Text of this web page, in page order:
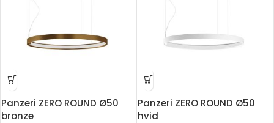
Panzeri ZERO ROUND Ø50
bronze
Panzeri ZERO ROUND Ø50
hvid